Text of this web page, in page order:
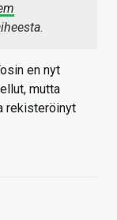
en nyt
mutta
rekisteröinyt